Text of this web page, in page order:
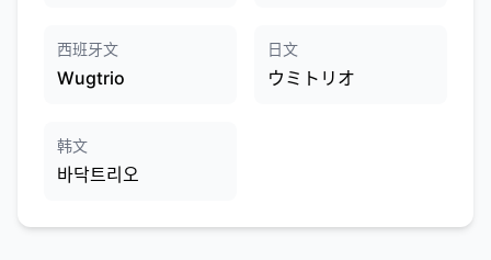
西班牙文
Wugtrio
日文
ウミトリオ
韩文
바닥트리오